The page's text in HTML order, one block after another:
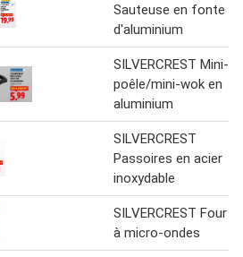
Sauteuse en fonte
d'aluminium
SILVERCREST Mini-
poêle/mini-wok en
aluminium
SILVERCREST
Passoires en acier
inoxydable
SILVERCREST Four
à micro-ondes